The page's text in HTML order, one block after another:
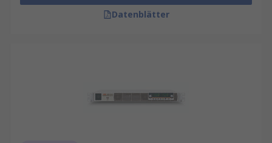
Datenblätter